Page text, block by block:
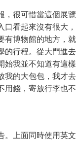
，很可惜當這個展覽
看起來沒有很大，
有博物館的地方，就
的行程。從大門進去
始我並不知道有這樣
我的大包包，我才去
用錢，寄放行李也不
。上面同時使用英文